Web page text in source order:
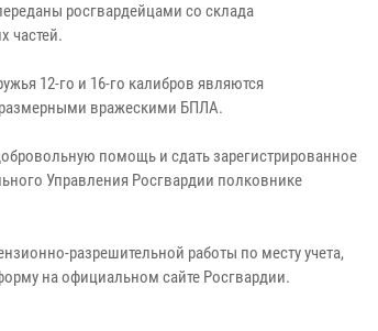
росгвардейцами со склада
частей.
12-го и 16-го калибров являются
вражескими БПЛА.
помощь и сдать зарегистрированное
Управления Росгвардии полковнике
разрешительной работы по месту учета,
на официальном сайте Росгвардии.